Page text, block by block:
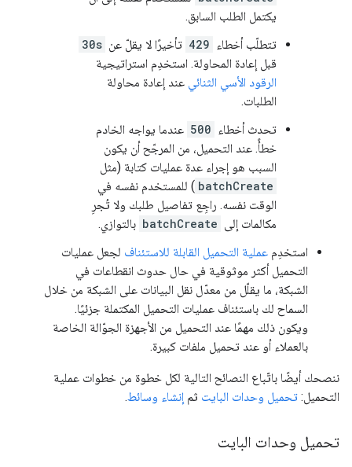
يكتمل الطلب السابق.
تتطلّب أخطاء 429 تأخيرًا لا يقلّ عن 30s
قبل إعادة المحاولة. استخدِم استراتيجية
الرقود الأسي الثنائي عند إعادة محاولة
الطلبات.
تحدث أخطاء 500 عندما يواجه الخادم
خطأً. عند التحميل، من المرجّح أن يكون
السبب هو إجراء عدة عمليات كتابة (مثل
batchCreate ) للمستخدم نفسه في
الوقت نفسه. راجِع تفاصيل طلبك ولا تُجرِ
مكالمات إلى batchCreate بالتوازي.
استخدِم عملية التحميل القابلة للاستئناف لجعل عمليات
التحميل أكثر موثوقية في حال حدوث انقطاعات في
الشبكة، ما يقلّل من معدّل نقل البيانات على الشبكة من خلال
السماح لك باستئناف عمليات التحميل المكتملة جزئيًا.
ويكون ذلك مهمًا عند التحميل من الأجهزة الجوّالة الخاصة
بالعملاء أو عند تحميل ملفات كبيرة.
ننصحك أيضًا باتّباع النصائح التالية لكل خطوة من خطوات عملية
التحميل: تحميل وحدات البايت ثم إنشاء وسائط.
تحميل وحدات البايت